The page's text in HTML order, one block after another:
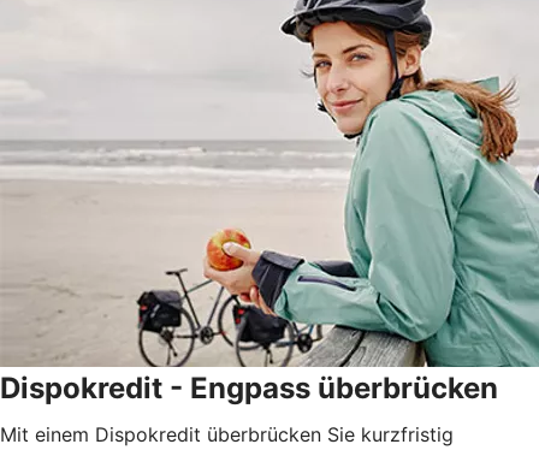
Dispokredit - Engpass überbrücken
Mit einem Dispokredit überbrücken Sie kurzfristig